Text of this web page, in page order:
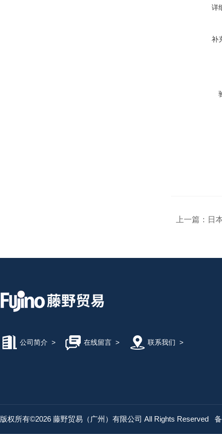
详
补
上一篇： 日
公司简介 > 在线留言> 联系我们 >
版权所有©2026 藤野贸易（广州）有限公司 All Rights Reserved